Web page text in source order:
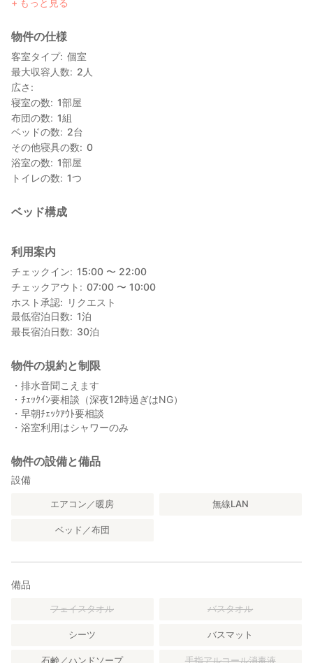
＊＊＊＊＊＊＊＊＊＊＊＊＊＊＊＊＊＊＊＊＊＊＊＊＊＊＊＊＊
ご不明点ご希望がございましたら、お気軽にお問い合わせくださ
い
＊＊＊＊＊＊＊＊＊＊＊＊＊＊＊＊＊＊＊＊＊＊＊＊＊＊＊＊＊
＊＊
もっと見る
物件の仕様
客室タイプ 個室
最大収容人数
2 人
広さ
寝室の数
1部屋
布団の数
1組
ベッドの数
2台
その他寝具の数
0
浴室の数
1部屋
トイレの数
1つ
ベッド構成
利用案内
チェックイン
15:00 〜 22:00
チェックアウト
07:00 〜 10:00
ホスト承認
リクエスト
最低宿泊日数
1泊
最長宿泊日数
30泊
物件の規約と制限
・排水音聞こえます
・ﾁｪｯｸｲﾝ要相談（深夜12時過ぎはNG）
・早朝ﾁｪｯｸｱｳﾄ要相談
・浴室利用はシャワーのみ
物件の設備と備品
設備
エアコン／暖房 無線LAN
ベッド／布団
備品
フェイスタオル バスタオル
シーツ バスマット
石鹸／ハンドソープ 手指アルコール消毒液